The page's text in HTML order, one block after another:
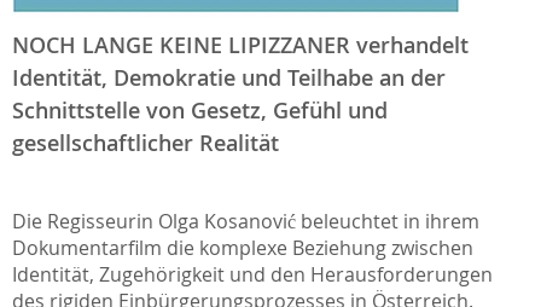
NOCH LANGE KEINE LIPIZZANER verhandelt
Identität, Demokratie und Teilhabe an der
Schnittstelle von Gesetz, Gefühl und
gesellschaftlicher Realität
Die Regisseurin Olga Kosanović beleuchtet in ihrem
Dokumentarfilm die komplexe Beziehung zwischen
Identität, Zugehörigkeit und den Herausforderungen
des rigiden Einbürgerungsprozesses in Österreich.